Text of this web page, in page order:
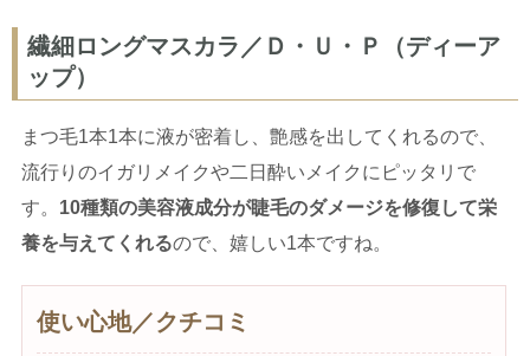
繊細ロングマスカラ／Ｄ・Ｕ・Ｐ（ディーア
ップ）
まつ毛1本1本に液が密着し、艶感を出してくれるので、
流行りのイガリメイクや二日酔いメイクにピッタリで
す。 10種類の美容液成分が睫毛のダメージを修復して栄
養を与えてくれるので、嬉しい1本ですね。
使い心地／クチコミ